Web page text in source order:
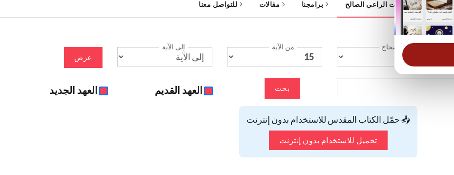
الرئيسية خدمات الراعي الصالح برامجنا مقالات للتواصل معنا
الإصحاح من الآية إلى الآية
عرض
بحث العهد القديم العهد الجديد
📥 حمّل الكتاب المقدس للاستخدام بدون إنترنت
تحميل للاستخدام بدون إنترنت